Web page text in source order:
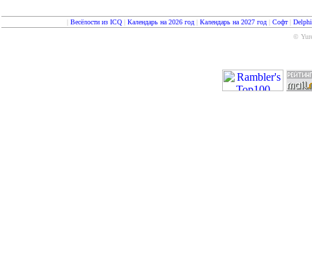
Весёлости из ICQ| Календарь на 2026 год| Календарь на 2027 год| Софт|
©